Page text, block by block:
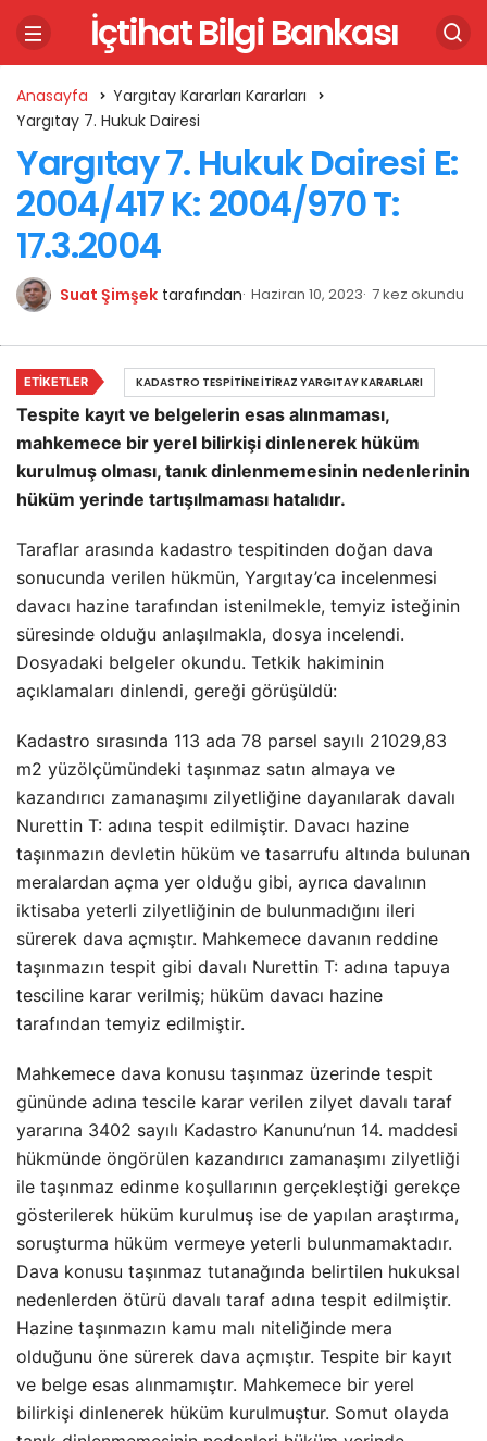
İçtihat Bilgi Bankası
Anasayfa
Yargıtay Kararları Kararları
Yargıtay 7. Hukuk Dairesi
Yargıtay 7. Hukuk Dairesi E:
2004/417 K: 2004/970 T:
17.3.2004
Suat Şimşek tarafından Haziran 10, 2023 7 kez okundu
Tespite kayıt ve belgelerin esas alınmaması,
mahkemece bir yerel bilirkişi dinlenerek hüküm
kurulmuş olması, tanık dinlenmemesinin nedenlerinin
hüküm yerinde tartışılmaması hatalıdır.
Taraflar arasında kadastro tespitinden doğan dava
sonucunda verilen hükmün, Yargıtay’ca incelenmesi
davacı hazine tarafından istenilmekle, temyiz isteğinin
süresinde olduğu anlaşılmakla, dosya incelendi.
Dosyadaki belgeler okundu. Tetkik hakiminin
açıklamaları dinlendi, gereği görüşüldü:
Kadastro sırasında 113 ada 78 parsel sayılı 21029,83
m2 yüzölçümündeki taşınmaz satın almaya ve
kazandırıcı zamanaşımı zilyetliğine dayanılarak davalı
Nurettin T: adına tespit edilmiştir. Davacı hazine
taşınmazın devletin hüküm ve tasarrufu altında bulunan
meralardan açma yer olduğu gibi, ayrıca davalının
iktisaba yeterli zilyetliğinin de bulunmadığını ileri
sürerek dava açmıştır. Mahkemece davanın reddine
taşınmazın tespit gibi davalı Nurettin T: adına tapuya
tesciline karar verilmiş; hüküm davacı hazine
tarafından temyiz edilmiştir.
Mahkemece dava konusu taşınmaz üzerinde tespit
gününde adına tescile karar verilen zilyet davalı taraf
yararına 3402 sayılı Kadastro Kanunu’nun 14. maddesi
hükmünde öngörülen kazandırıcı zamanaşımı zilyetliği
ile taşınmaz edinme koşullarının gerçekleştiği gerekçe
gösterilerek hüküm kurulmuş ise de yapılan araştırma,
soruşturma hüküm vermeye yeterli bulunmamaktadır.
Dava konusu taşınmaz tutanağında belirtilen hukuksal
nedenlerden ötürü davalı taraf adına tespit edilmiştir.
Hazine taşınmazın kamu malı niteliğinde mera
olduğunu öne sürerek dava açmıştır. Tespite bir kayıt
ve belge esas alınmamıştır. Mahkemece bir yerel
bilirkişi dinlenerek hüküm kurulmuştur. Somut olayda
ETIKETLER KADASTRO TESPITINE İTIRAZ YARGITAY KARARLARI